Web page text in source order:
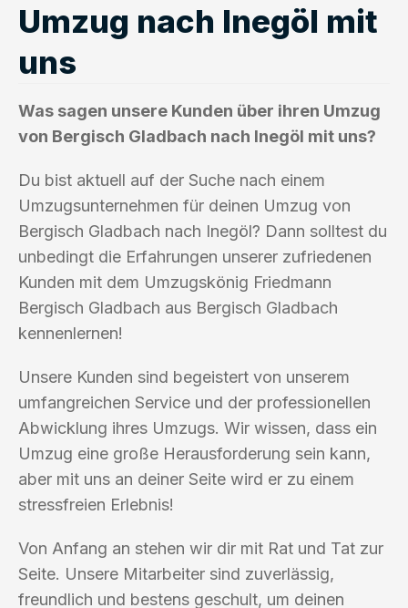
Umzug nach Inegöl mit
uns
Was sagen unsere Kunden über ihren Umzug
von Bergisch Gladbach nach Inegöl mit uns?
Du bist aktuell auf der Suche nach einem
Umzugsunternehmen für deinen Umzug von
Bergisch Gladbach nach Inegöl? Dann solltest du
unbedingt die Erfahrungen unserer zufriedenen
Kunden mit dem Umzugskönig Friedmann
Bergisch Gladbach aus Bergisch Gladbach
kennenlernen!
Unsere Kunden sind begeistert von unserem
umfangreichen Service und der professionellen
Abwicklung ihres Umzugs. Wir wissen, dass ein
Umzug eine große Herausforderung sein kann,
aber mit uns an deiner Seite wird er zu einem
stressfreien Erlebnis!
Von Anfang an stehen wir dir mit Rat und Tat zur
Seite. Unsere Mitarbeiter sind zuverlässig,
freundlich und bestens geschult, um deinen